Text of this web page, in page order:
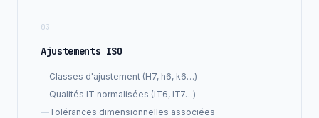
03
Ajustements ISO
—Classes d'ajustement (H7, h6, k6…)
—Qualités IT normalisées (IT6, IT7…)
—Tolérances dimensionnelles associées